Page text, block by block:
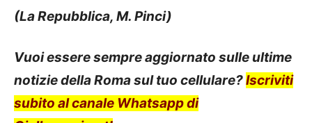
(La Repubblica, M. Pinci)
Vuoi essere sempre aggiornato sulle ultime
notizie della Roma sul tuo cellulare?Iscriviti
subito al canale Whatsapp di